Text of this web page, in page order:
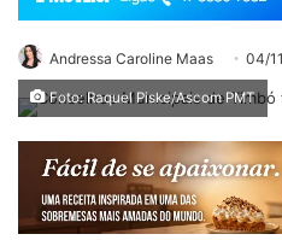
Andressa Caroline Maas 04/
Foto: Raquel Piske/Ascom PMT